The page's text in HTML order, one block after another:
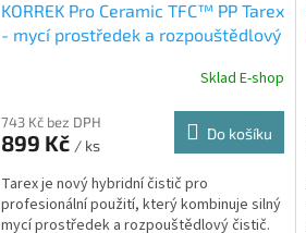
KORREK Pro Ceramic TFC™ PP Tarex
- mycí prostředek a rozpouštědlový
Sklad E-shop
743 Kč bez DPH
899 Kč / ks
Do košíku
Tarex je nový hybridní čistič pro
profesionální použití, který kombinuje silný
mycí prostředek a rozpouštědlový čistič.